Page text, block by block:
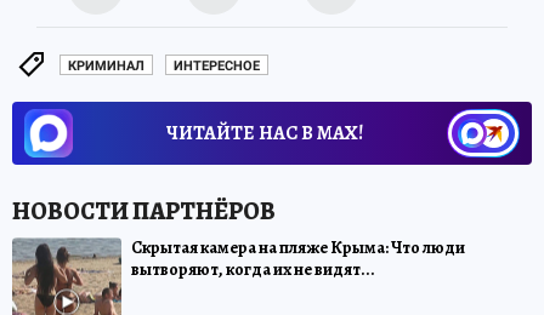
КРИМИНАЛ ИНТЕРЕСНОЕ
ЧИТАЙТЕ НАС В МАХ!
Скрытая камера на пляже Крыма: Что люди
вытворяют, когда их не видят...